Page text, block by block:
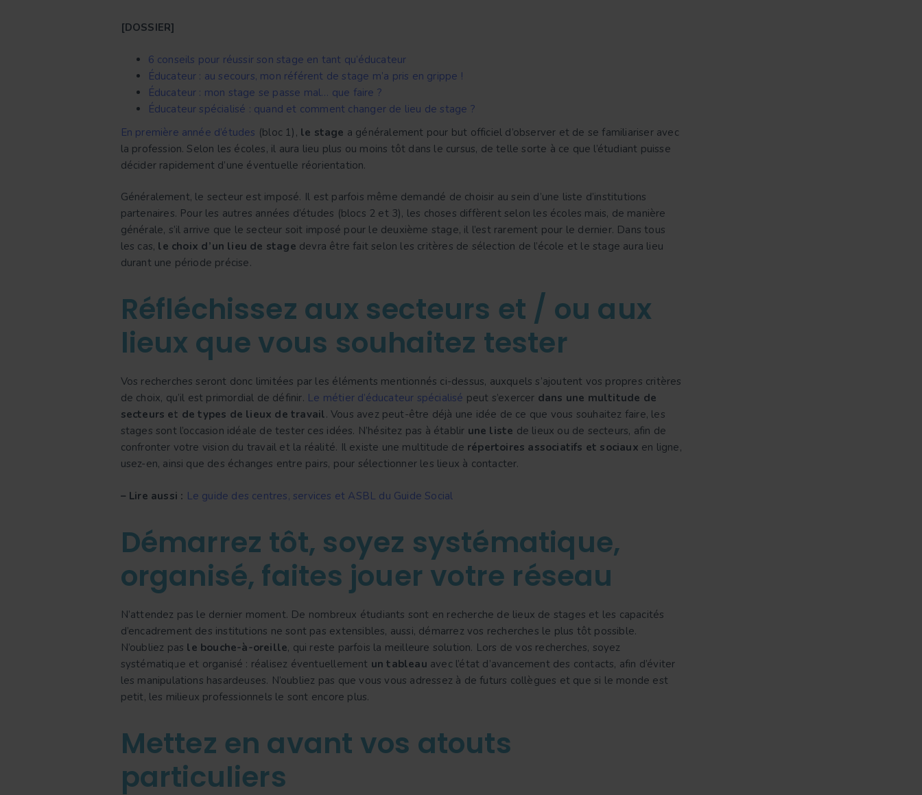
[DOSSIER]
6 conseils pour réussir son stage en tant qu’éducateur
Éducateur : au secours, mon référent de stage m’a pris en grippe !
Éducateur : mon stage se passe mal… que faire ?
Éducateur spécialisé : quand et comment changer de lieu de stage ?
En première année d’études (bloc 1), le stage a généralement pour but officiel d’observer et de se familiariser avec
la profession. Selon les écoles, il aura lieu plus ou moins tôt dans le cursus, de telle sorte à ce que l’étudiant puisse
décider rapidement d’une éventuelle réorientation.
Généralement, le secteur est imposé. Il est parfois même demandé de choisir au sein d’une liste d’institutions
partenaires. Pour les autres années d’études (blocs 2 et 3), les choses diffèrent selon les écoles mais, de manière
générale, s’il arrive que le secteur soit imposé pour le deuxième stage, il l’est rarement pour le dernier. Dans tous
les cas, le choix d’un lieu de stage devra être fait selon les critères de sélection de l’école et le stage aura lieu
durant une période précise.
Réfléchissez aux secteurs et / ou aux
lieux que vous souhaitez tester
Vos recherches seront donc limitées par les éléments mentionnés ci-dessus, auxquels s’ajoutent vos propres critères
de choix, qu’il est primordial de définir. Le métier d’éducateur spécialisé peut s’exercer dans une multitude de
secteurs et de types de lieux de travail. Vous avez peut-être déjà une idée de ce que vous souhaitez faire, les
stages sont l’occasion idéale de tester ces idées. N’hésitez pas à établir une liste de lieux ou de secteurs, afin de
confronter votre vision du travail et la réalité. Il existe une multitude de répertoires associatifs et sociaux en ligne,
usez-en, ainsi que des échanges entre pairs, pour sélectionner les lieux à contacter.
– Lire aussi : Le guide des centres, services et ASBL du Guide Social
Démarrez tôt, soyez systématique,
organisé, faites jouer votre réseau
N’attendez pas le dernier moment. De nombreux étudiants sont en recherche de lieux de stages et les capacités
d’encadrement des institutions ne sont pas extensibles, aussi, démarrez vos recherches le plus tôt possible.
N’oubliez pas le bouche-à-oreille, qui reste parfois la meilleure solution. Lors de vos recherches, soyez
systématique et organisé : réalisez éventuellement un tableau avec l’état d’avancement des contacts, afin d’éviter
les manipulations hasardeuses. N’oubliez pas que vous vous adressez à de futurs collègues et que si le monde est
petit, les milieux professionnels le sont encore plus.
Mettez en avant vos atouts
particuliers